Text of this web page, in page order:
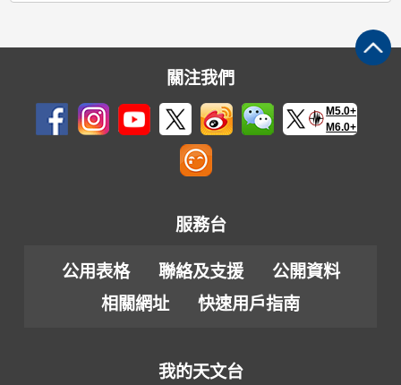
關注我們
M5.0+
M6.0+
服務台
公用表格 聯絡及支援
公開資料
相關網址
快速用戶指南
我的天文台